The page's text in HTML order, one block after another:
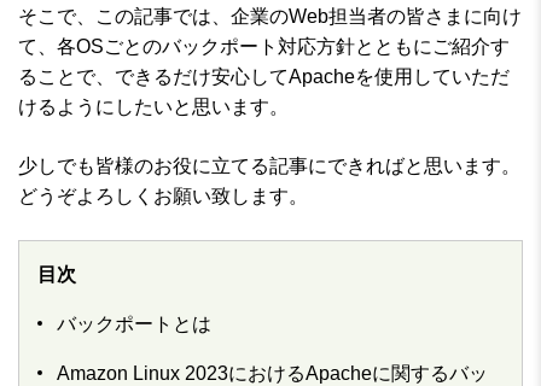
そこで、この記事では、企業のWeb担当者の皆さまに向け
て、各OSごとのバックポート対応方針とともにご紹介す
ることで、できるだけ安心してApacheを使用していただ
けるようにしたいと思います。
少しでも皆様のお役に立てる記事にできればと思います。
どうぞよろしくお願い致します。
目次
バックポートとは
Amazon Linux 2023におけるApacheに関するバッ